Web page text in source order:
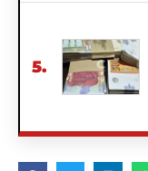
5.